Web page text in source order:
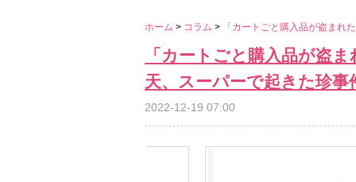
ホーム > コラム > 「カートごと購入品が盗まれ
「カートごと購入品が盗
天、スーパーで起きた珍事
2022-12-19 07:00